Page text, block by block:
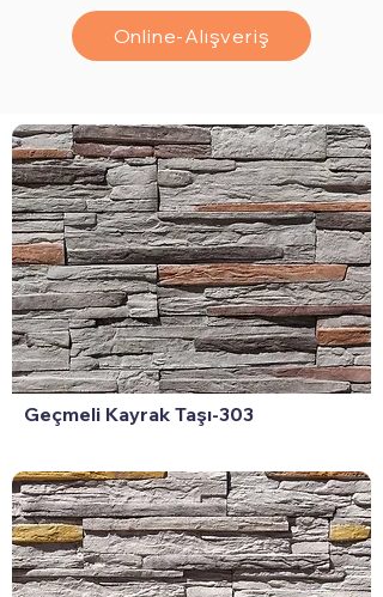
Online-Alışveriş
Geçmeli Kayrak Taşı-303